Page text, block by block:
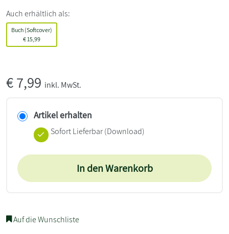
Auch erhältlich als:
Buch (Softcover)
€ 15,99
€7,99 inkl. MwSt.
Artikel erhalten
Sofort Lieferbar (Download)
In den Warenkorb
Auf die Wunschliste